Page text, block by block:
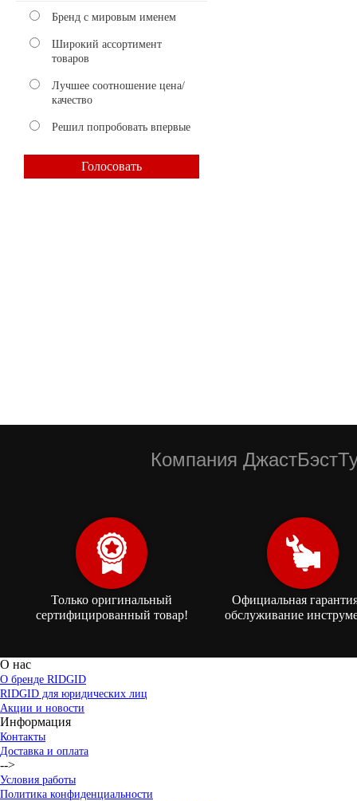
Бренд с мировым именем
Широкий ассортимент
товаров
Лучшее соотношение цена/
качество
Решил попробовать впервые
Компания
Только оригинальный
сертифицированный товар!
Официальная
обслуживание
О нас
О бренде RIDGID
RIDGID для юридических лиц
Акции и новости
Информация
Контакты
Доставка и оплата
-->
Условия работы
Политика конфиденциальности